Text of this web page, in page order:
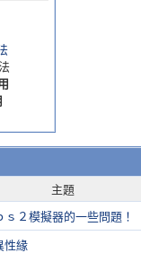
主題
２模擬器的一些問題！
性緣